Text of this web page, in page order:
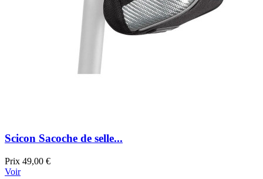
Scicon Sacoche de selle...
Prix 49,00 €
Voir